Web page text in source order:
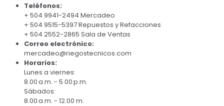
Teléfonos:
+ 504 9941-2494 Mercadeo
+ 504 9515-5397 Repuestos y Refacciones
+ 504 2552-2865 Sala de Ventas
Correo electrónico:
mercadeo@riegostecnicos.com
Horarios:
Lunes a viernes:
8.00 a.m. - 5.00 p.m.
Sábados:
8.00 a.m. - 12.00 m.